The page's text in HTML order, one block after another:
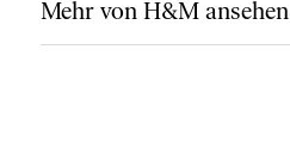
Mehr von H&M ansehen